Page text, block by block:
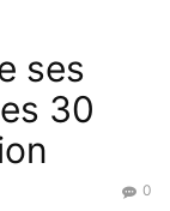
ses
30
0